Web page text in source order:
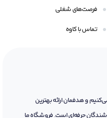
فرصت‌های شغلی
تماس با کاوه
و هدفمان ارائه بهترین
حرفه‌ای است. فروشگاه ما